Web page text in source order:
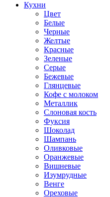
Кухни
Цвет
Белые
Черные
Желтые
Красные
Зеленые
Серые
Бежевые
Глянцевые
Кофе с молоком
Металлик
Слоновая кость
Фуксия
Шоколад
Шампань
Оливковые
Оранжевые
Вишневые
Изумрудные
Венге
Ореховые